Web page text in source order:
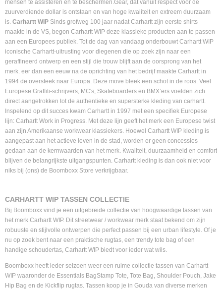
mensen te assisteren en te beschermen.Gear, dat vanuit respect voor de
zuurverdiende dollar is ontstaan en van hoge kwaliteit en extreem duurzaam
is. Carhartt WIP Sinds grofweg 100 jaar nadat Carhartt zijn eerste shirts
maakte in de VS, begon Carhartt WIP deze klassieke producten aan te passen
aan een Europees publiek. Tot de dag van vandaag onderbouwt Carhartt WIP
iconische Carhartt-uitrusting voor diegenen die op zoek zijn naar een
geraffineerd ontwerp en een stijl die trouw blijft aan de oorsprong van het
merk. eer dan een eeuw na de oprichting van het bedrijf maakte Carhartt in
1994 de oversteek naar Europa. Deze move bleek een schot in de roos. Veel
Europese Graffiti-schrijvers, MC's, Skateboarders en BMX’ers voelden zich
direct aangetrokken tot de authentieke en supersterke kleding van carhartt.
Inspelend op dit succes kwam Carhartt in 1997 met een specifiek Europese
lijn: Carhartt Work in Progress. Met deze lijn geeft het merk een Europese twist
aan zijn Amerikaanse workwear klassiekers. Hoewel Carhartt WIP kleding is
aangepast aan het actieve leven in de stad, worden er geen concessies
gedaan aan de kernwaarden van het merk. Kwaliteit, duurzaamheid en comfort
blijven de belangrijkste uitgangspunten. Carhartt kleding is dan ook niet voor
niks bij (ons) de Boomboxx Store verkrijgbaar.
CARHARTT WIP TASSEN COLLECTIE
Bij Boomboxx vind je een uitgebreide collectie van hoogwaardige tassen van
het merk Carhartt WIP. Dit streetwear / workwear merk staat bekend om zijn
robuuste en stijlvolle ontwerpen die perfect passen bij een urban lifestyle. Of je
nu op zoek bent naar een praktische rugtas, een trendy tote bag of een
handige schoudertas, Carhartt WIP biedt voor ieder wat wils.
Boomboxx heeft ieder seizoen weer een ruime collectie tassen van Carhartt
WIP waaronder de Essentials BagStamp Tote, Tote Bag, Shoulder Pouch, Jake
Hip Bag en de Kickflip rugtas. Tassen koop je in Gouda van diverse merken